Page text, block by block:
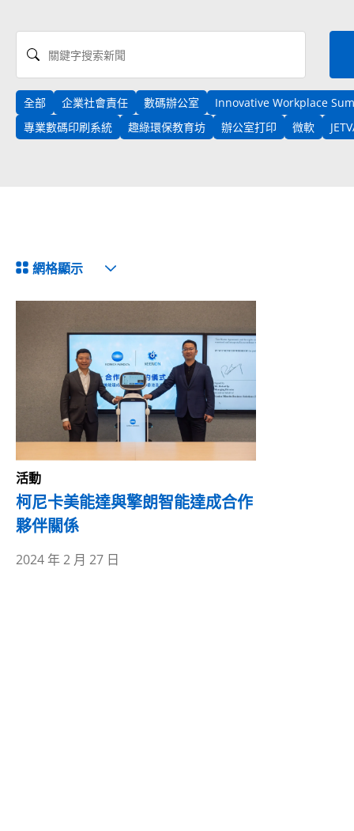
全部 企業社會責任 數碼辦公室
Innovative Workplace
專業數碼印刷系統
趣綠環保教育坊 辦公室打印 微軟
網格顯示
活動
柯尼卡美能達與擎朗智能達成合作
夥伴關係
2024 年 2 月 27 日